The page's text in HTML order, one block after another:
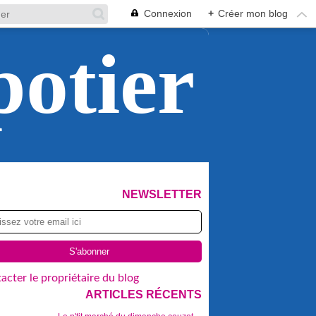
Connexion + Créer mon blog
NEWSLETTER
le propriétaire du blog
ARTICLES RÉCENTS